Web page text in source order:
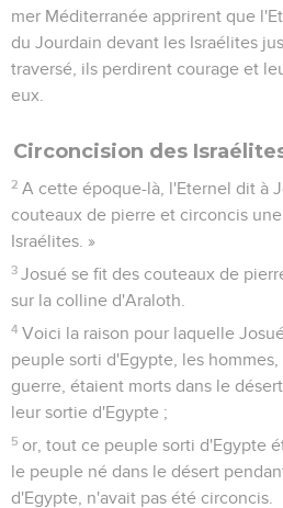
mer Méditerranée apprirent que
du Jourdain devant les Israélites
traversé, ils perdirent courage et
eux.
Circoncision des
2 A cette époque-là, l'Eternel dit à
couteaux de pierre et circoncis
Israélites. »
3 Josué se fit des couteaux de
sur la colline d'Araloth.
4 Voici la raison pour laquelle
peuple sorti d'Egypte, les
guerre, étaient morts dans le
leur sortie d'Egypte ;
5 or, tout ce peuple sorti d'Egypte
le peuple né dans le désert
d'Egypte, n'avait pas été circoncis.